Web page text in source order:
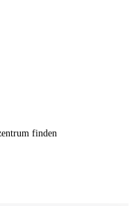
finden